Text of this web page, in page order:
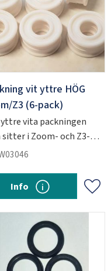
vit yttre HÖG
Z3 (6-pack)
yttre vita packningen
sitter i Zoom- och Z3-
Add
Info